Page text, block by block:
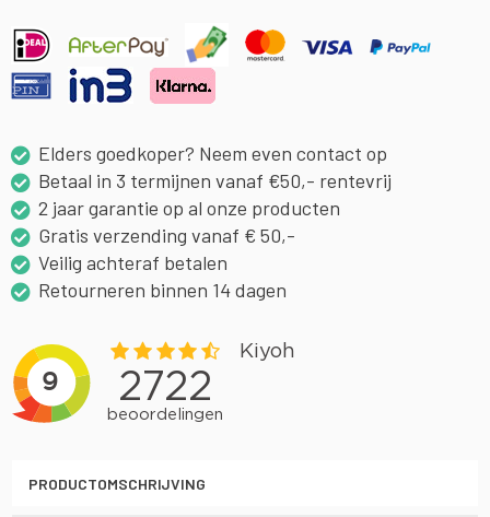
Elders goedkoper? Neem even contact op
Betaal in 3 termijnen vanaf €50,- rentevrij
2 jaar garantie op al onze producten
Gratis verzending vanaf € 50,-
Veilig achteraf betalen
Retourneren binnen 14 dagen
PRODUCTOMSCHRIJVING